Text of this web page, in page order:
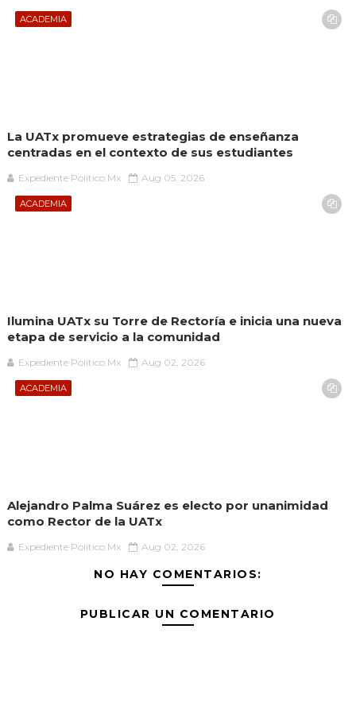
ACADEMIA
La UATx promueve estrategias de enseñanza
centradas en el contexto de sus estudiantes
Expediente Político.Mx Aug 05, 2026
ACADEMIA
Ilumina UATx su Torre de Rectoría e inicia una nueva
etapa de servicio a la comunidad
Expediente Político.Mx Aug 02, 2026
ACADEMIA
Alejandro Palma Suárez es electo por unanimidad
como Rector de la UATx
Expediente Político.Mx Aug 02, 2026
NO HAY COMENTARIOS:
PUBLICAR UN COMENTARIO